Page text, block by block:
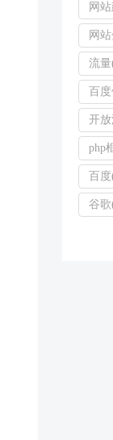
网
网站
流量
百度
开放
php
百度
谷歌